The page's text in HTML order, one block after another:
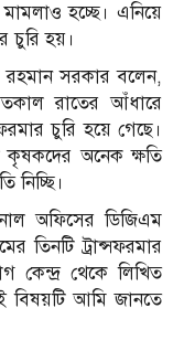
হচ্ছে। এনিয়ে
চুরি হয়।
রহমান সরকার বলেন,
রাতের আঁধারে
চুরি হয়ে গেছে।
অনেক ক্ষতি
নিচ্ছি।
অফিসের ডিজিএম
তিনটি ট্রান্সফরমার
কেন্দ্র থেকে লিখিত
আমি জানতে